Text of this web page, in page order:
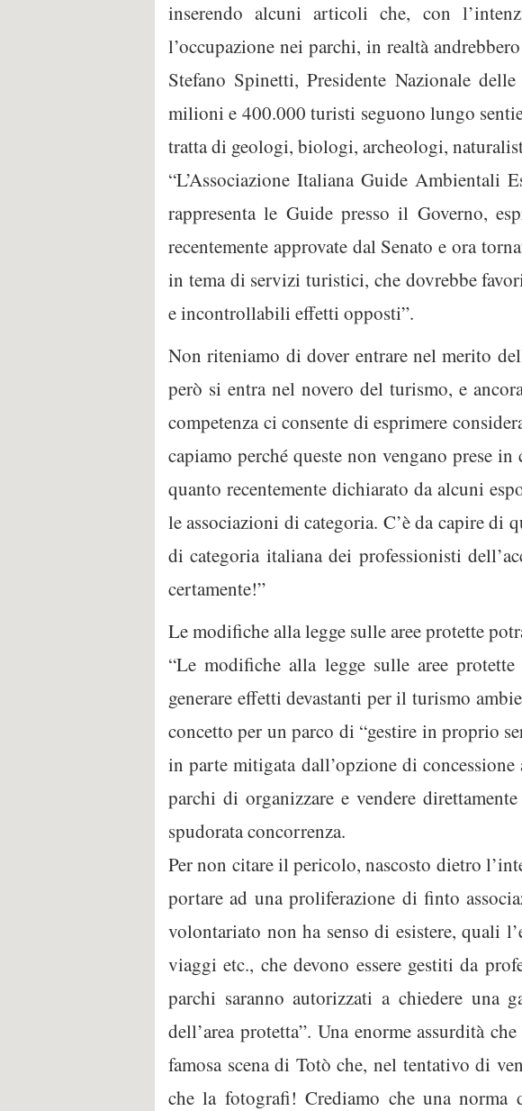
inserendo alcuni articoli che, con
l’occupazione nei parchi, in realtà
Stefano Spinetti, Presidente Nazionale
milioni e 400.000 turisti seguono lungo
tratta di geologi, biologi, archeologi,
“L’Associazione Italiana Guide Ambientali
rappresenta le Guide presso il Governo,
recentemente approvate dal Senato e ora
in tema di servizi turistici, che dovrebbe
e incontrollabili effetti opposti”.
Non riteniamo di dover entrare nel merito
però si entra nel novero del turismo, e
competenza ci consente di esprimere
capiamo perché queste non vengano prese
quanto recentemente dichiarato da alcuni
le associazioni di categoria. C’è da capire di
di categoria italiana dei professionisti
certamente!”
Le modifiche alla legge sulle aree protette
“Le modifiche alla legge sulle aree
generare effetti devastanti per il turismo
concetto per un parco di “gestire in proprio
in parte mitigata dall’opzione di
parchi di organizzare e vendere
spudorata concorrenza.
Per non citare il pericolo, nascosto dietro
portare ad una proliferazione di finto
volontariato non ha senso di esistere, quali
viaggi etc., che devono essere gestiti da
parchi saranno autorizzati a chiedere una
dell’area protetta”. Una enorme assurdità
famosa scena di Totò che, nel tentativo di
che la fotografi! Crediamo che una norma